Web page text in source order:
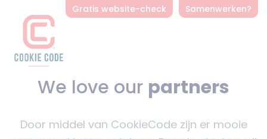
Gratis website-check Samenwerken?
We love our partners
Door middel van CookieCode zijn er mooie